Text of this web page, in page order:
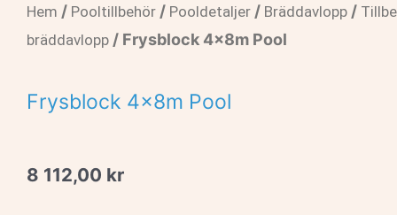
Hem / Pooltillbehör / Pooldetaljer / Bräddavlopp /
bräddavlopp / Frysblock 4x8m Pool
Frysblock 4x8m Pool
8 112,00 kr